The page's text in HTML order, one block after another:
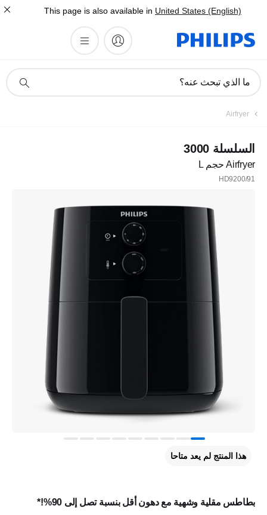
This page is also available in United States (English)
دعم
ما الذي تبحث عنه؟
Airfryer
السلسلة 3000
Airfryer حجم L
HD9200/91
بطاطس مقلية وشهية مع دهون أقل بنسبة تصل إلى 90%!*
هذا المنتج لم يعد متاحا